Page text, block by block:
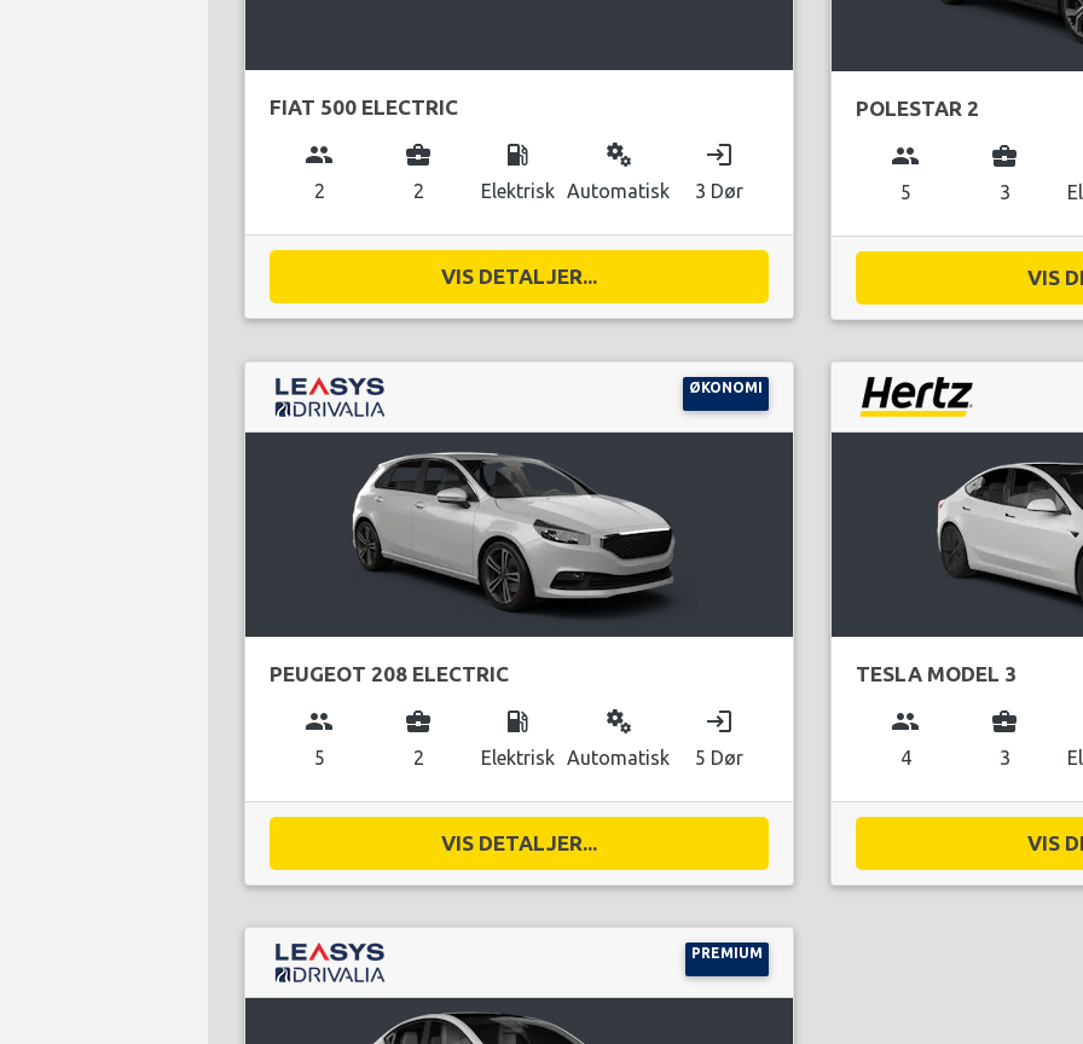
FIAT 500 ELECTRIC
group
2
business_center
2
local_gas_station
Elektrisk
miscellaneous_services
Automatisk
login
3 Dør
VIS DETALJER...
POLESTAR 2
group
5
business_center
3
VIS
ØKONOMI
PEUGEOT 208 ELECTRIC
group
5
business_center
2
local_gas_station
Elektrisk
miscellaneous_services
Automatisk
login
5 Dør
VIS DETALJER...
TESLA MODEL 3
group
4
business_center
3
VIS
PREMIUM